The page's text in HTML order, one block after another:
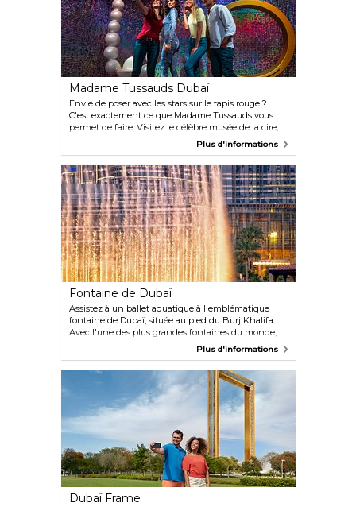
Madame Tussauds Dubaï
Envie de poser avec les stars sur le tapis rouge ?
C'est exactement ce que Madame Tussauds vous
permet de faire. Visitez le célèbre musée de la cire,
connu pour ses répliques réalistes de personnages
Dubai, c'est le seul musée Madame Tussauds de la
région. Il permet aux fans de tous âges d'explorer
sept pièces thématiques à la recherche de leurs
personnages célèbres préférés. Vous pourrez côtoyer
des stars internationales et rencontrer des vedettes
locales tels que la chanteuse Balqees Fathi et
l'acteur de Bollywood Shah Rukh Khan.
Plus d'informations
Fontaine de Dubaï
Assistez à un ballet aquatique à l'emblématique
fontaine de Dubaï, située au pied du Burj Khalifa.
Avec l'une des plus grandes fontaines du monde,
ce spectacle son et lumière projette 83 000 litres
brillamment illuminé oscille au rythme de la
musique, produisant ce qui est devenu l'un des
spectacles les plus populaires de Dubaï. Situé à
l'extérieur du Dubai Mall, prenez le temps de faire
du shopping entre les spectacles aquatiques
nocturnes, qui commencent toutes les 30 minutes.
Le spectacle est gratuit. Cependant, pour profiter de
la meilleure vue, vous pouvez monter à bord de l'un
des bateaux ou réserver une place sur la passerelle.
Plus d'informations
Dubaï Frame